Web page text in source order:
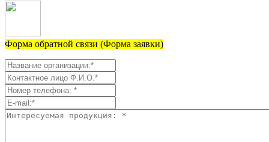
Форма обратной связи (Форма заявки)